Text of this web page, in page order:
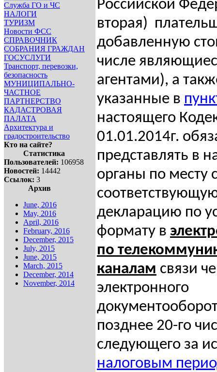
Служба ГО и ЧС
НАЛОГИ
ТУРИЗМ
Новости ФСС
СПРАВОЧНИК
СОБРАНИЯ ГРАЖДАН
ГОСУСЛУГИ
Транспорт, перевозки,
безопасность
МУНИЦИПАЛЬНО-
ЧАСТНОЕ
ПАРТНЕРСТВО
КАДАСТРОВАЯ
ПАЛАТА
Архитектура и
градостроительство
Кто на сайте?
Статистика
Пользователей: 106958
Новостей: 14442
Ссылок: 3
Архив
June, 2016
May, 2016
April, 2016
February, 2016
December, 2015
July, 2015
June, 2015
March, 2015
December, 2014
November, 2014
Российской
вторая)
добавленную
числе
агентами), а
указанные в
настоящего
01.01.2014г.
представлять в
органы по месту
декларацию по
формату в
по
каналам связи
электронного
позднее 20-го
следующего за
налоговым